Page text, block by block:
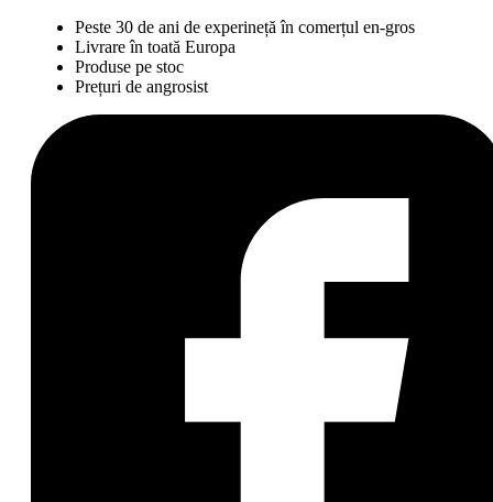
Peste 30 de ani de experineță în comerțul en-gros
Livrare în toată Europa
Produse pe stoc
Prețuri de angrosist